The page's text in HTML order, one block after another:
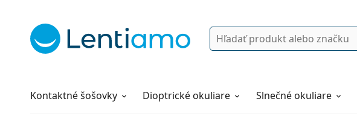
Vyhľadávanie
Kontaktné šošovky
Roztoky Dioptrické okuliare Slnečné okuliare
Všetko o nákupe